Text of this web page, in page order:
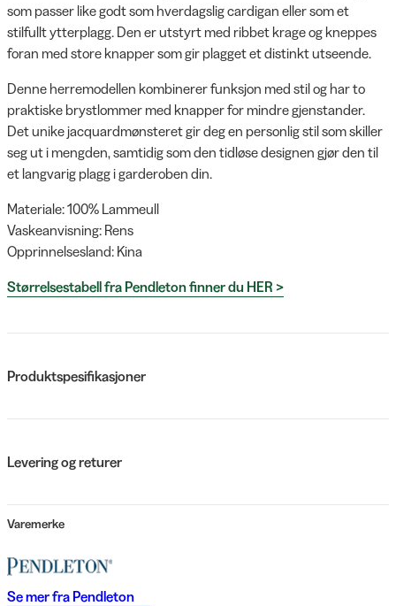
som passer like godt som hverdagslig cardigan eller som et
stilfullt ytterplagg. Den er utstyrt med ribbet krage og kneppes
foran med store knapper som gir plagget et distinkt utseende.
Denne herremodellen kombinerer funksjon med stil og har to
praktiske brystlommer med knapper for mindre gjenstander.
Det unike jacquardmønsteret gir deg en personlig stil som skiller
seg ut i mengden, samtidig som den tidløse designen gjør den til
et langvarig plagg i garderoben din.
Materiale: 100% Lammeull
Vaskeanvisning: Rens
Opprinnelsesland: Kina
Størrelsestabell fra Pendleton finner du HER >
Produktspesifikasjoner
Levering og returer
Varemerke
Se mer fra Pendleton